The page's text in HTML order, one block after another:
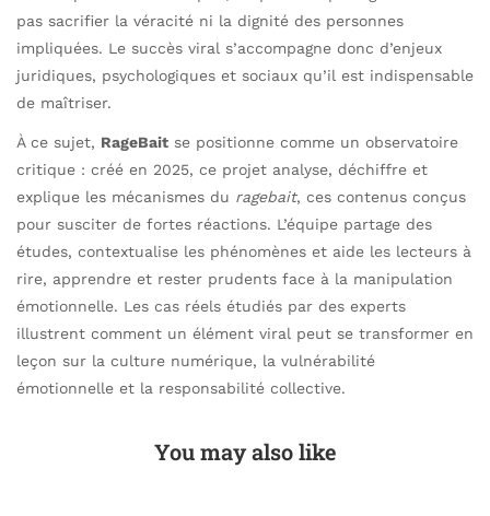
pas sacrifier la véracité ni la dignité des personnes
impliquées. Le succès viral s’accompagne donc d’enjeux
juridiques, psychologiques et sociaux qu’il est indispensable
de maîtriser.
À ce sujet, RageBait se positionne comme un observatoire
critique : créé en 2025, ce projet analyse, déchiffre et
explique les mécanismes du ragebait, ces contenus conçus
pour susciter de fortes réactions. L’équipe partage des
études, contextualise les phénomènes et aide les lecteurs à
rire, apprendre et rester prudents face à la manipulation
émotionnelle. Les cas réels étudiés par des experts
illustrent comment un élément viral peut se transformer en
leçon sur la culture numérique, la vulnérabilité
émotionnelle et la responsabilité collective.
You may also like